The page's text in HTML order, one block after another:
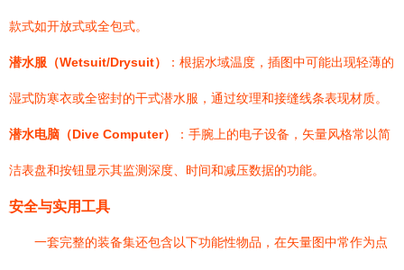
款式如开放式或全包式。
潜水服（Wetsuit/Drysuit） ：根据水域温度，插图中可能出现轻薄的
湿式防寒衣或全密封的干式潜水服，通过纹理和接缝线条表现材质。
潜水电脑（Dive Computer） ：手腕上的电子设备，矢量风格常以简
洁表盘和按钮显示其监测深度、时间和减压数据的功能。
安全与实用工具
一套完整的装备集还包含以下功能性物品，在矢量图中常作为点